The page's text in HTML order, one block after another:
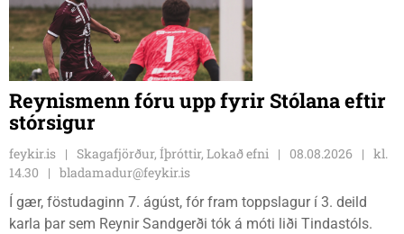
Reynismenn fóru upp fyrir Stólana eftir
stórsigur
feykir.is Skagafjörður, Íþróttir, Lokað efni 08.08.2026
kl.
14.30
bladamadur@feykir.is
Í gær, föstudaginn 7. ágúst, fór fram toppslagur í 3. deild
karla þar sem Reynir Sandgerði tók á móti liði Tindastóls.